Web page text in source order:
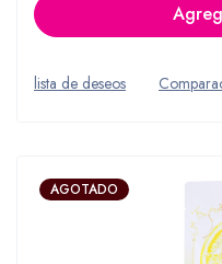
lista de deseos
AGOTADO